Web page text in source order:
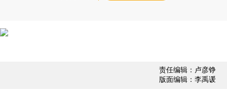
责任编辑：卢彦铮
版面编辑：李禹谖